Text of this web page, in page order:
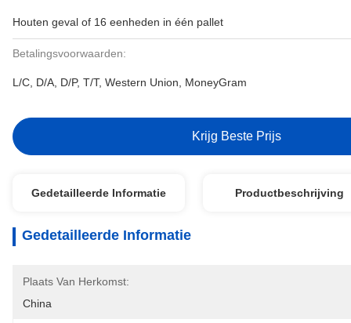
Houten geval of 16 eenheden in één pallet
Betalingsvoorwaarden:
L/C, D/A, D/P, T/T, Western Union, MoneyGram
Krijg Beste Prijs
Gedetailleerde Informatie Productbeschrijving
Gedetailleerde Informatie
Plaats Van Herkomst:
China